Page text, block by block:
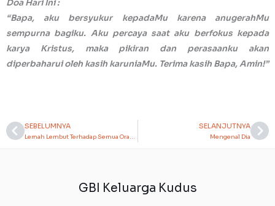
Doa Hari Ini :
“Bapa, aku bersyukur kepadaMu karena anugerahMu
sempurna bagiku. Aku percaya saat aku berfokus kepada
karya Kristus, maka pikiran dan perasaanku akan
diperbaharui oleh kasih karuniaMu. Terima kasih Bapa, Amin!”
Prev
SEBELUMNYA
Lemah Lembut Terhadap Semua Orang
SELANJUTNYA
Mengenal Dia
GBI Keluarga Kudus